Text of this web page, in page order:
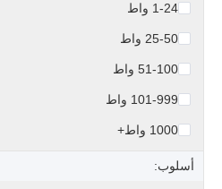
1-24 واط
25-50 واط
51-100 واط
101-999 واط
1000 واط+
أسلوب: